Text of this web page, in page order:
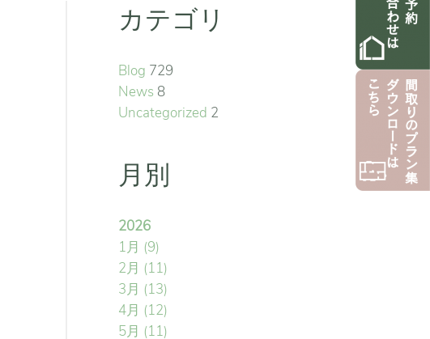
カテゴリ
Blog 729
News 8
Uncategorized 2
月別
2026
1月 (9)
2月 (11)
3月 (13)
4月 (12)
5月 (11)